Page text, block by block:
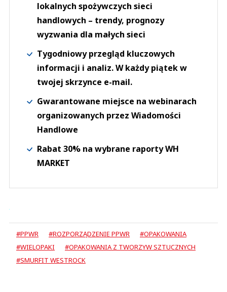
lokalnych spożywczych sieci
handlowych – trendy, prognozy
wyzwania dla małych sieci
Tygodniowy przegląd kluczowych
informacji i analiz. W każdy piątek w
twojej skrzynce e-mail.
Gwarantowane miejsce na webinarach
organizowanych przez Wiadomości
Handlowe
Rabat 30% na wybrane raporty WH
MARKET
#PPWR #ROZPORZĄDZENIE PPWR
#OPAKOWANIA
#WIELOPAKI
#OPAKOWANIA Z TWORZYW SZTUCZNYCH
#SMURFIT WESTROCK